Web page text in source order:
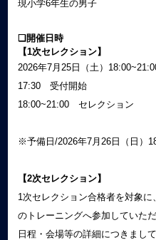
現小学6年生の男子
❏開催日時
【1次セレクション】
2026年7月25日（土）
17:30 受付開始
18:00~21:00 セレクション
※予備日/2026年7月26日（日）
【2次セレクション】
1次セレクション合格者を対象
のトレーニングへ参加していただ
日程・会場等の詳細につきまし